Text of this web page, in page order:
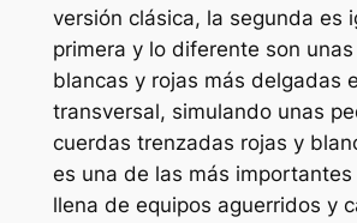
versión clásica, la segunda es
primera y lo diferente son
blancas y rojas más delgadas
transversal, simulando unas
cuerdas trenzadas rojas y
es una de las más
llena de equipos aguerridos y